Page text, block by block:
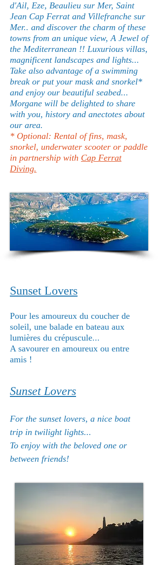
Sunset Lovers
Pour les amoureux du coucher de
soleil, une balade en bateau aux
lumières du crépuscule...
A savourer en amoureux ou entre
amis !
d'Ail, Eze, Beaulieu sur Mer, Saint
Jean Cap Ferrat and Villefranche sur
Mer.. and discover the charm of these
towns from an unique view, A Jewel of
the Mediterranean !! Luxurious villas,
magnificent landscapes and lights...
Take also advantage of a swimming
break or put your mask and snorkel*
and enjoy our beautiful seabed...
Morgane will be delighted to share
with you, history and anectotes about
our area.
* Optional: Rental of fins, mask,
snorkel, underwater scooter or paddle
in partnership with Cap Ferrat
Diving.
Sunset Lovers
For the sunset lovers, a nice boat
trip in twilight lights...
To enjoy with the beloved one or
between friends!